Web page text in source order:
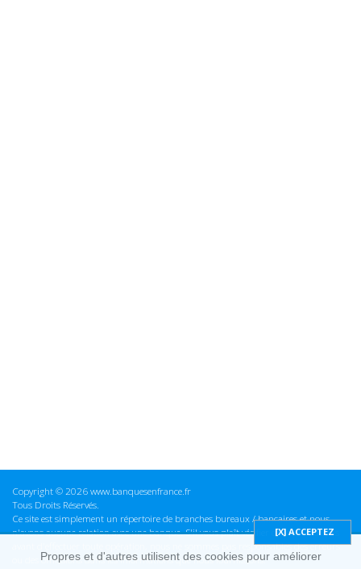
Copyright © 2026 www.banquesenfrance.fr
Tous Droits Réservés.
Ce site est simplement un répertoire de branches bureaux / bancaires et nous
n'avons aucune relation avec une banque. S'il vous plaît vérifier ces informations
avant d'effectuer toute opération, nous ne sommes pas responsables des erreurs
ou des omissions dans les informations que nous fournissons.
Propres et d'autres utilisent des cookies pour améliorer